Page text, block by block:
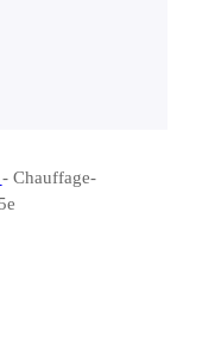
- Chauffage-